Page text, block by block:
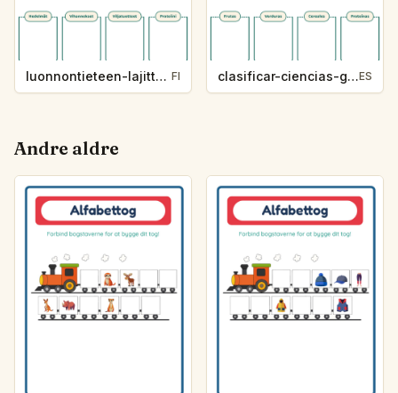
luonnontieteen-lajittelu-g1207-5 FI clasificar-ciencias-g1207-5ES
Andre aldre